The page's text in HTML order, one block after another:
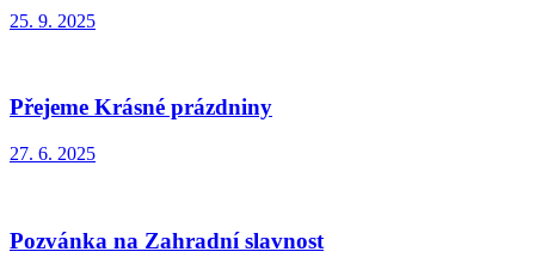
25. 9. 2025
Přejeme Krásné prázdniny
27. 6. 2025
Pozvánka na Zahradní slavnost